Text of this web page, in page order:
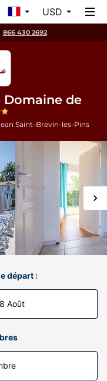
USD
866 430 2692
Domaine de
Saint-Brevin-les-Pins
départ :
Août